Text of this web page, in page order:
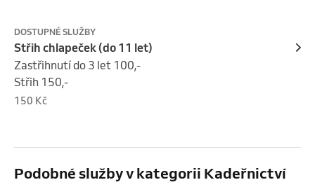
DOSTUPNÉ SLUŽBY
Střih chlapeček (do 11 let)
Zastřihnutí do 3 let 100,-
Střih 150,-
150 Kč
Podobné služby v kategorii Kadeřnictví